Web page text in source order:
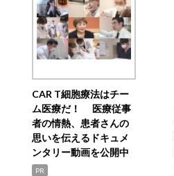
CAR T細胞療法はチー
ム医療だ！ 医療従事
者の情熱、患者さんの
思いを伝えるドキュメ
ンタリー動画を公開中
PR